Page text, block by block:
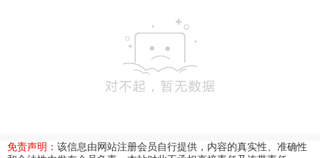
免责声明： 该信息由网站注册会员自行提供，内容的真实性、准确性